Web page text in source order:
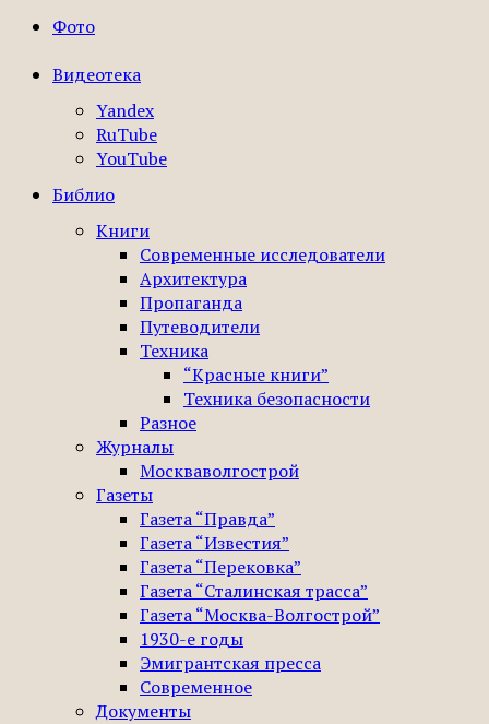
Фото
Видеотека
Yandex
RuTube
YouTube
Библио
Книги
Современные исследователи
Архитектура
Пропаганда
Путеводители
Техника
“Красные книги”
Техника безопасности
Разное
Журналы
Москваволгострой
Газеты
Газета “Правда”
Газета “Известия”
Газета “Перековка”
Газета “Сталинская трасса”
Газета “Москва-Волгострой”
1930-е годы
Эмигрантская пресса
Современное
Документы